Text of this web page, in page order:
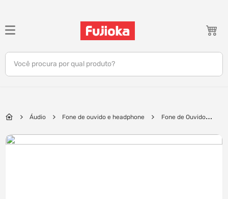
Você procura por qual produto?
Áudio Fone de ouvido e headphone
Fone de Ouvido
TERMOS MAIS BUSCADOS
1º
notebook
5º
jbl